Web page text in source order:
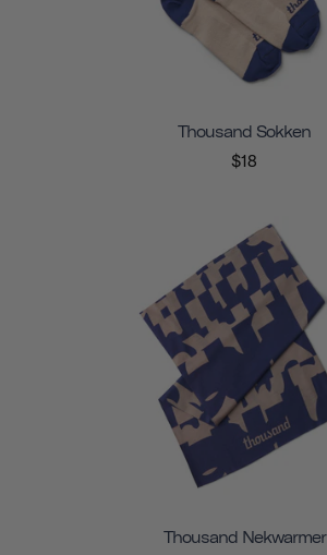
Thousand Sokken
$18
Thousand Nekwarmer